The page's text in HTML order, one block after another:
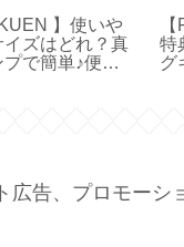
】これ正解！お
は無理なく履け
ット【体幹を
使
ス
告、プロモー